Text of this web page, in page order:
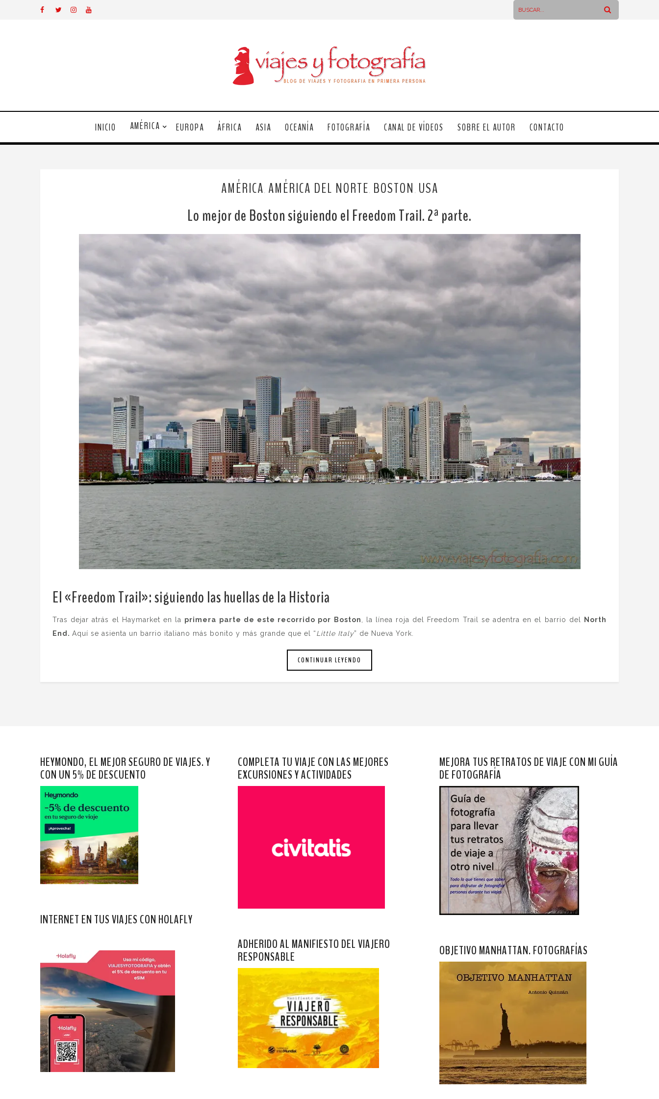
INICIO AMÉRICA EUROPA ÁFRICA ASIA OCEANÍA FOTOGRAFÍA CANAL DE VÍDEOS SOBRE EL AUTOR CONTACTO
AMÉRICA AMÉRICA DEL NORTE BOSTON USA
Lo mejor de Boston siguiendo el Freedom Trail. 2ª parte.
El «Freedom Trail»: siguiendo las huellas de la Historia
Tras dejar atrás el Haymarket en la primera parte de este recorrido por Boston , la línea roja del Freedom Trail se adentra en el barrio del
North
End. Aquí se asienta un barrio italiano más bonito y más grande que el “Little Italy” de Nueva York.
CONTINUAR LEYENDO
HEYMONDO, EL MEJOR SEGURO DE VIAJES. Y
CON UN 5% DE DESCUENTO
INTERNET EN TUS VIAJES CON HOLAFLY
COMPLETA TU VIAJE CON LAS MEJORES
EXCURSIONES Y ACTIVIDADES
ADHERIDO AL MANIFIESTO DEL VIAJERO
RESPONSABLE
MEJORA TUS RETRATOS DE VIAJE CON MI GUÍA
DE FOTOGRAFÍA
OBJETIVO MANHATTAN. FOTOGRAFÍAS